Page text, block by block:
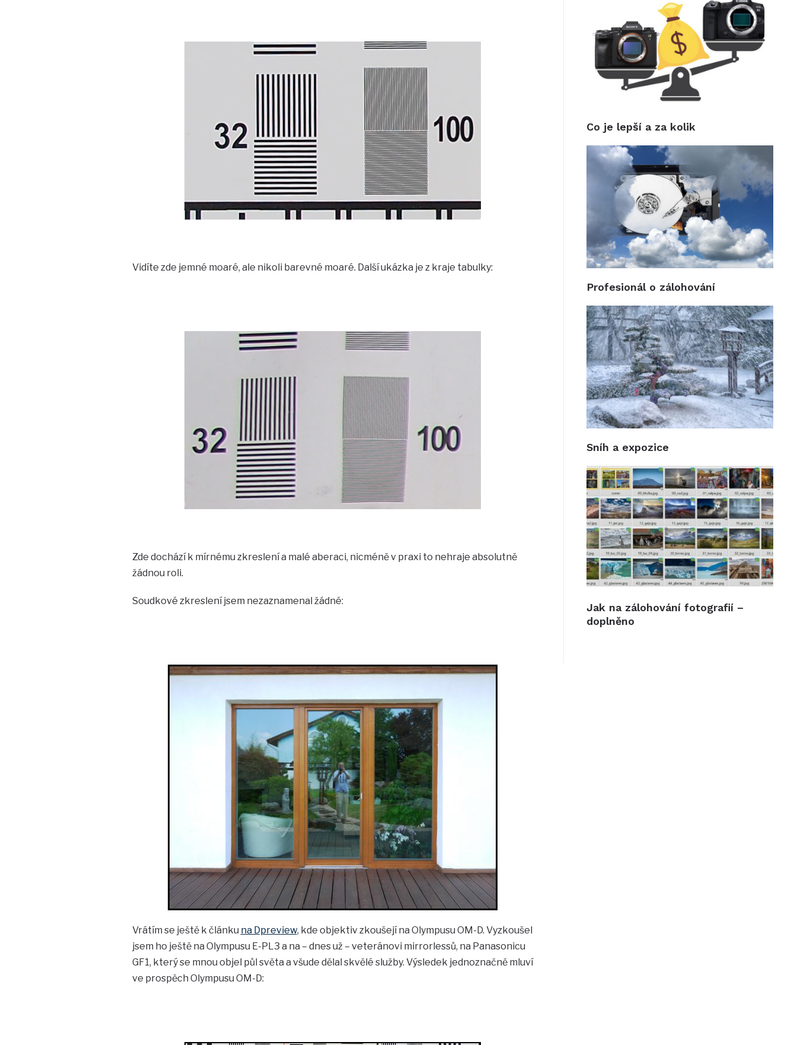
Vidíte zde jemné moaré, ale nikoli barevné moaré. Další ukázka je z kraje tabulky:
Zde dochází k mírnému zkreslení a malé aberaci, nicméně v praxi to nehraje absolutně
žádnou roli.
Soudkové zkreslení jsem nezaznamenal žádné:
Vrátím se ještě k článku na Dpreview, kde objektiv zkoušejí na Olympusu OM-D. Vyzkoušel
jsem ho ještě na Olympusu E-PL3 a na – dnes už – veteránovi mirrorlessů, na Panasonicu
GF1, který se mnou objel půl světa a všude dělal skvělé služby. Výsledek jednoznačně mluví
ve prospěch Olympusu OM-D:
Co je lepší a za kolik
Profesionál o zálohování
Sníh a expozice
Jak na zálohování fotografií –
doplněno